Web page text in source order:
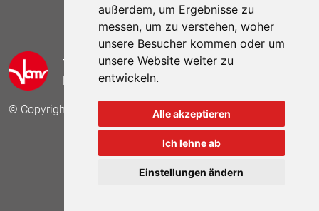
außerdem, um Ergebnisse zu
messen, um zu verstehen, woher
unsere Besucher kommen oder um
unsere Website weiter zu
entwickeln.
Alle akzeptieren
Ich lehne ab
Einstellungen ändern
Telefon:(030) 69 59 78 6
E-Mail:
kontakt (at) vamv.de
© Copyright 2024 VAMV Bundesverband e.V.
Besuchen Sie uns